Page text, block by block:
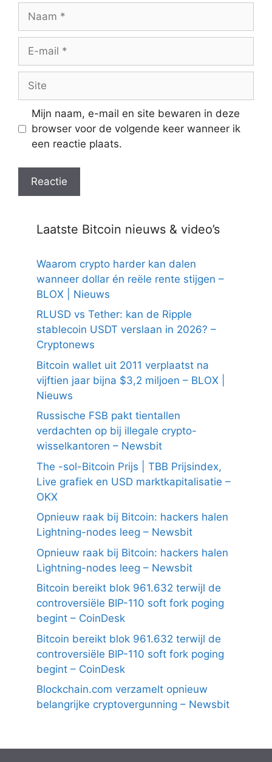
Naam
Site
Mijn naam, e-mail en site bewaren in deze
browser voor de volgende keer wanneer ik
een reactie plaats.
Laatste Bitcoin nieuws & video’s
Waarom crypto harder kan dalen
wanneer dollar én reële rente stijgen –
BLOX | Nieuws
RLUSD vs Tether: kan de Ripple
stablecoin USDT verslaan in 2026? –
Cryptonews
Bitcoin wallet uit 2011 verplaatst na
vijftien jaar bijna $3,2 miljoen – BLOX |
Nieuws
Russische FSB pakt tientallen
verdachten op bij illegale crypto-
wisselkantoren – Newsbit
The -sol-Bitcoin Prijs | TBB Prijsindex,
Live grafiek en USD marktkapitalisatie –
OKX
Opnieuw raak bij Bitcoin: hackers halen
Lightning-nodes leeg – Newsbit
Opnieuw raak bij Bitcoin: hackers halen
Lightning-nodes leeg – Newsbit
Bitcoin bereikt blok 961.632 terwijl de
controversiële BIP-110 soft fork poging
begint – CoinDesk
Bitcoin bereikt blok 961.632 terwijl de
controversiële BIP-110 soft fork poging
begint – CoinDesk
Blockchain.com verzamelt opnieuw
belangrijke cryptovergunning – Newsbit